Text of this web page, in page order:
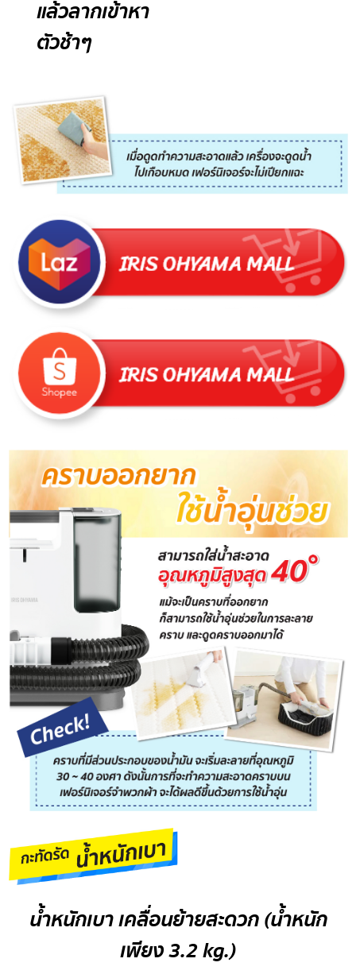
แล้วลากเข้าหา
ตัวช้าๆ
น้ำหนักเบา เคลื่อนย้ายสะดวก (น้ำหนัก
เพียง 3.2 kg.)